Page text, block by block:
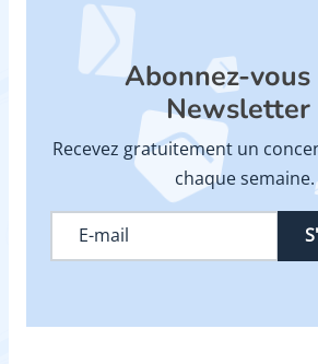
Abonnez-vous
Newsletter
Recevez gratuitement un
chaque semaine.